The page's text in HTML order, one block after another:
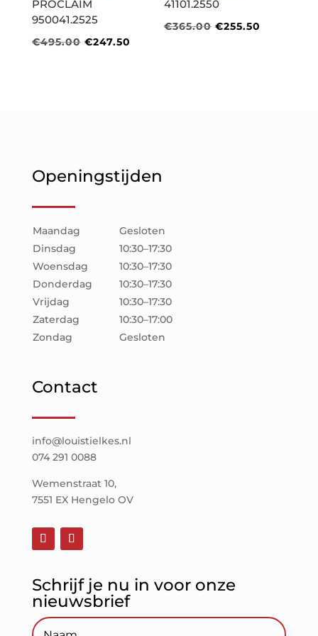
PROCLAIM
950041.2525
€495.00 Oorspronkelijke
€247.50
41101.2550
€365.00 Oorspronkelijke
€255.50
Openingstijden
Maandag
Gesloten
Dinsdag
10:30–17:30
Woensdag
10:30–17:30
Donderdag
10:30–17:30
Vrijdag
10:30–17:30
Zaterdag
10:30–17:00
Zondag
Gesloten
Contact
info@louistielkes.nl
074 291 0088
Wemenstraat 10,
7551 EX Hengelo OV
Schrijf je nu in voor onze
nieuwsbrief